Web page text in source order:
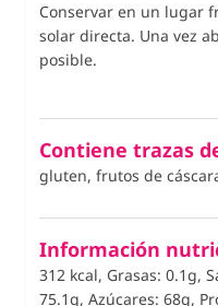
Conservar en un lugar
solar directa. Una vez
posible.
Contiene trazas
gluten, frutos de
Información
312 kcal, Grasas: 0.1g,
75.1g, Azúcares: 68g,